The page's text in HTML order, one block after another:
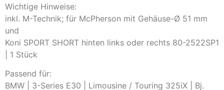
Wichtige Hinweise:
inkl. M-Technik; für McPherson mit Gehäuse-Ø 51 mm
und
Koni SPORT SHORT hinten links oder rechts 80-2522SP1
| 1 Stück
Passend für:
BMW | 3-Series E30 | Limousine / Touring 325iX | Bj.